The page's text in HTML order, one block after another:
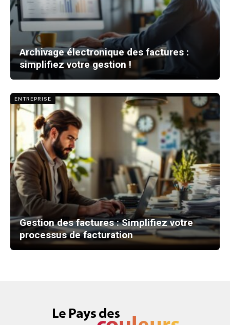
Archivage électronique des factures :
simplifiez votre gestion !
ENTREPRISE
Gestion des factures : Simplifiez votre
processus de facturation